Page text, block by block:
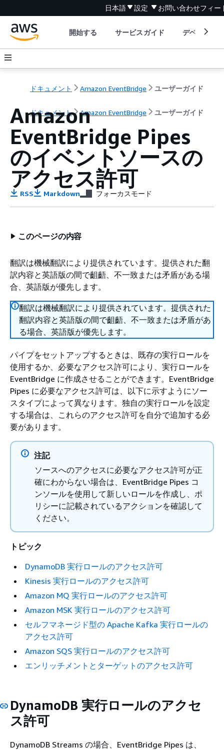
日本語 設定 お問い合わせフィー
開始する サービスガイド デベロッパ
ドキュメント Amazon EventBridge ユーザーガイド
ドキュメント Amazon EventBridge ユーザーガイド
Amazon
EventBridge Pipes
のイベントソースの
アクセス許可
RSS Markdown フォーカスモード
このページの内容
翻訳は機械翻訳により提供されています。提供された翻
訳内容と英語版の間で齟齬、不一致または矛盾がある場
合、英語版が優先します。
翻訳は機械翻訳により提供されています。提供された
翻訳内容と英語版の間で齟齬、不一致または矛盾があ
る場合、英語版が優先します。
パイプをセットアップするときは、既存の実行ロールを
使用するか、必要なアクセス許可により、実行ロールを
EventBridge に作成させることができます。EventBridge
Pipes に必要なアクセス許可は、以下に示すようにソー
スタイプによって異なります。独自の実行ロールを設定
する場合は、これらのアクセス許可を自分で追加する必
要があります。
注記
ソースへのアクセスに必要なアクセス許可が正
確にわからない場合は、EventBridge Pipes コ
ンソールを使用して新しいロールを作成し、ポ
リシーに記載されているアクションを確認して
ください。
トピック
DynamoDB 実行ロールのアクセス許可
Kinesis 実行ロールのアクセス許可
Amazon MQ 実行ロールのアクセス許可
Amazon MSK 実行ロールのアクセス許可
セルフマネージド型の Apache Kafka 実行ロールの
アクセス許可
Amazon SQS 実行ロールのアクセス許可
エンリッチメントとターゲットのアクセス許可
DynamoDB 実行ロールのアクセ
ス許可
DynamoDB Streams の場合、EventBridge Pipes は、